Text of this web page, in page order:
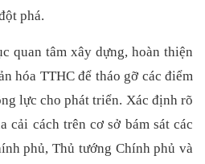
phá.
quan tâm xây dựng, hoàn thiện
hóa TTHC để tháo gỡ các điểm
lực cho phát triển. Xác định rõ
cải cách trên cơ sở bám sát các
phủ, Thủ tướng Chính phủ và